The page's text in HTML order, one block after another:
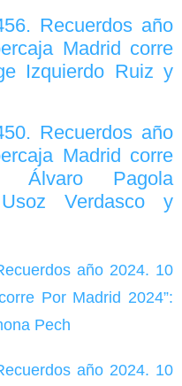
Recuerdos año
Madrid corre
Izquierdo Ruiz y
Recuerdos año
Madrid corre
Álvaro Pagola
Verdasco y
año 2024. 10
Por Madrid 2024”:
Pech
año 2024. 10